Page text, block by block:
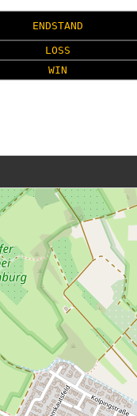
ENDSTAND
LOSS
WIN